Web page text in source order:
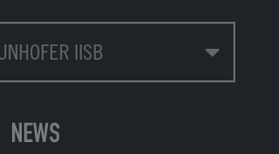
IISB
NEWS